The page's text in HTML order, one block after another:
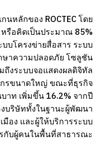
นหลักของ ROCTEC โดย
รือคิดเป็นประมาณ 85%
บโครงข่ายสื่อสาร ระบบ
ษาความปลอดภัย โซลูชัน
งระบบจอแสดงผลดิจิทัล
รขนาดใหญ่ ขณะที่ธุรกิจ
าท เพิ่มขึ้น 16.2% จากปี
บริษัททั้งในฐานะผู้พัฒนา
อง และผู้ให้บริการระบบ
กับผู้คนในพื้นที่สาธารณะ